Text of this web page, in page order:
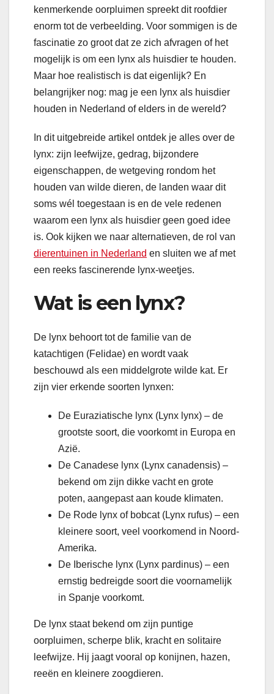
kenmerkende oorpluimen spreekt dit roofdier
enorm tot de verbeelding. Voor sommigen is de
fascinatie zo groot dat ze zich afvragen of het
mogelijk is om een lynx als huisdier te houden.
Maar hoe realistisch is dat eigenlijk? En
belangrijker nog: mag je een lynx als huisdier
houden in Nederland of elders in de wereld?
In dit uitgebreide artikel ontdek je alles over de
lynx: zijn leefwijze, gedrag, bijzondere
eigenschappen, de wetgeving rondom het
houden van wilde dieren, de landen waar dit
soms wél toegestaan is en de vele redenen
waarom een lynx als huisdier geen goed idee
is. Ook kijken we naar alternatieven, de rol van
dierentuinen in Nederland en sluiten we af met
een reeks fascinerende lynx-weetjes.
Wat is een lynx?
De lynx behoort tot de familie van de
katachtigen (Felidae) en wordt vaak
beschouwd als een middelgrote wilde kat. Er
zijn vier erkende soorten lynxen:
De Euraziatische lynx (Lynx lynx) – de
grootste soort, die voorkomt in Europa en
Azië.
De Canadese lynx (Lynx canadensis) –
bekend om zijn dikke vacht en grote
poten, aangepast aan koude klimaten.
De Rode lynx of bobcat (Lynx rufus) – een
kleinere soort, veel voorkomend in Noord-
Amerika.
De Iberische lynx (Lynx pardinus) – een
ernstig bedreigde soort die voornamelijk
in Spanje voorkomt.
De lynx staat bekend om zijn puntige
oorpluimen, scherpe blik, kracht en solitaire
leefwijze. Hij jaagt vooral op konijnen, hazen,
reeën en kleinere zoogdieren.